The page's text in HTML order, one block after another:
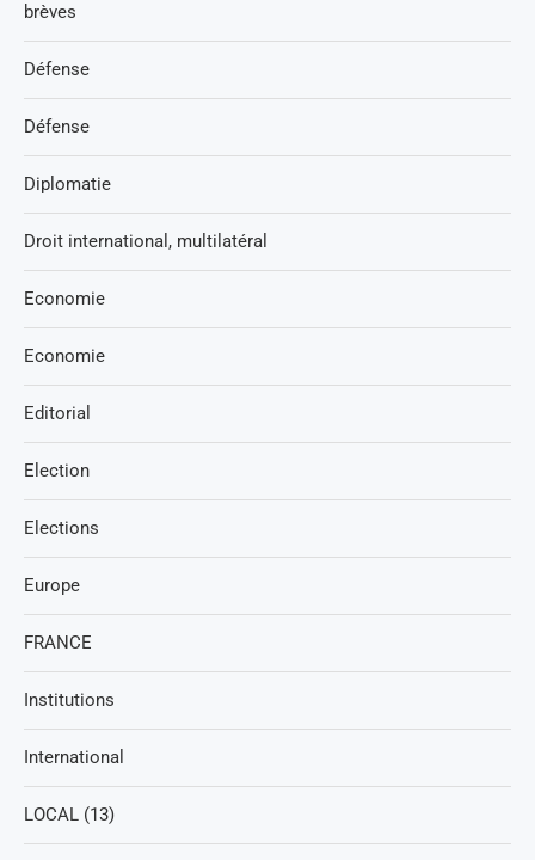
brèves
Défense
Défense
Diplomatie
Droit international, multilatéral
Economie
Economie
Editorial
Election
Elections
Europe
FRANCE
Institutions
International
LOCAL (13)